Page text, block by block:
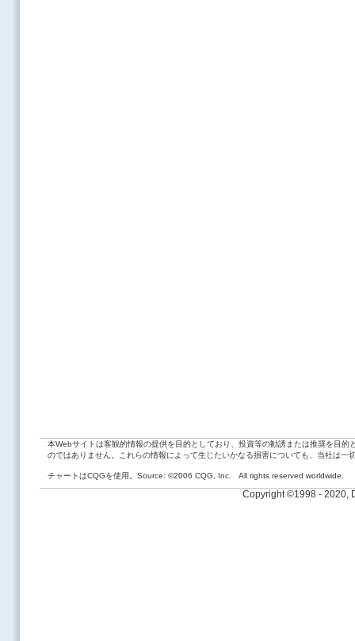
本Webサイトは客観的情報の提供を目的としており、投資等の勧誘または推奨を目
のではありません。これらの情報によって生じたいかなる損害についても、当社は一
チャートはCQGを使用。Source: ©2006 CQG, Inc. All rights reserved worldwide.
Copyright ©1998 - 2020,